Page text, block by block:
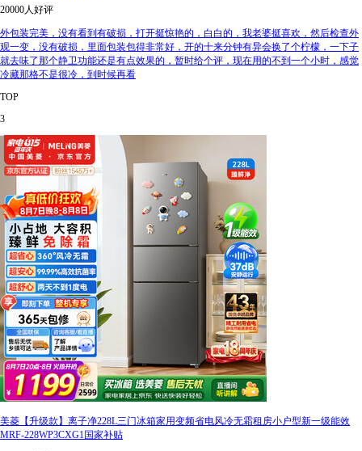
20000人好评
外包装完美，没有看到有破损，打开挺惊艳的，白白的，我老婆挺喜欢，然后检查外
观一变，没有破损，里面包装包得非常好，开的十来分钟有异会换了个柠檬，一下子
就去味了那个静卫功能还是有点效果的，暂时给个评，现在用的不到一个小时，感觉
冷藏那格不是很冷，到时候再看
TOP
3
美菱【升级款】离子净228L三门冰箱家用变频省电风冷无霜租房小户型新一级能效
MRF-228WP3CXG1国家补贴